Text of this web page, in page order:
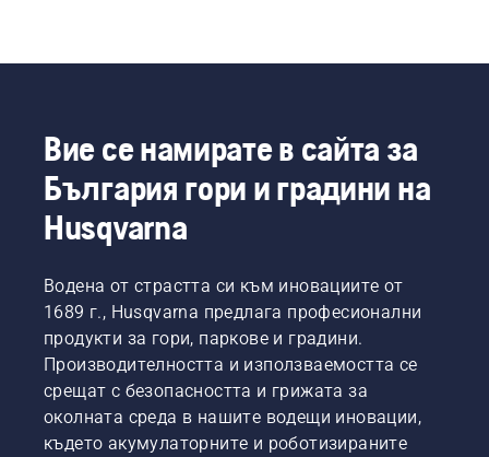
Вие се намирате в сайта за
България гори и градини на
Husqvarna
Водена от страстта си към иновациите от
1689 г., Husqvarna предлага професионални
продукти за гори, паркове и градини.
Производителността и използваемостта се
срещат с безопасността и грижата за
околната среда в нашите водещи иновации,
където акумулаторните и роботизираните